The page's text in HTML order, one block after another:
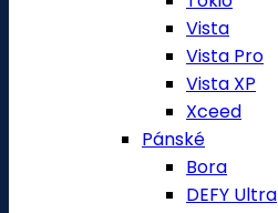
Vista
Vista Pro
Vista XP
Xceed
Pánské
Bora
DEFY Ultra